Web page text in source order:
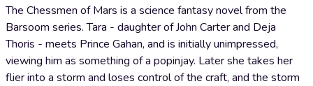
The Chessmen of Mars is a science fantasy novel from the
Barsoom series. Tara - daughter of John Carter and Deja
Thoris - meets Prince Gahan, and is initially unimpressed,
viewing him as something of a popinjay. Later she takes her
flier into a storm and loses control of the craft, and the storm